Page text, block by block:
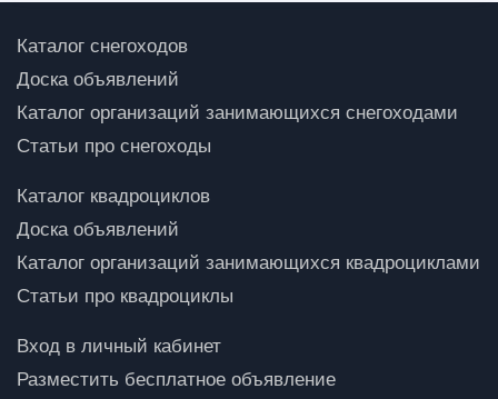
Каталог снегоходов
Доска объявлений
Каталог организаций занимающихся снегоходами
Статьи про снегоходы
Каталог квадроциклов
Доска объявлений
Каталог организаций занимающихся квадроциклами
Статьи про квадроциклы
Вход в личный кабинет
Разместить бесплатное объявление